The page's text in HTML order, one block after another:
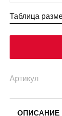
Таблица
Артикул
ОПИСАНИЕ